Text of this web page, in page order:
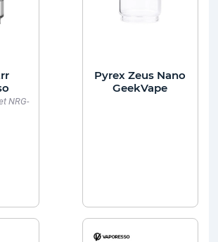
NRG-
Pyrex Zeus Nano
GeekVape